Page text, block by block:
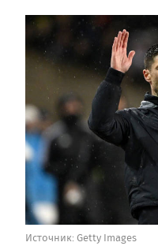
Источник: Getty Images